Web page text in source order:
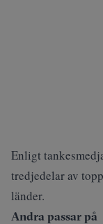
Enligt
tredjedelar av
länder.
Andra passar på